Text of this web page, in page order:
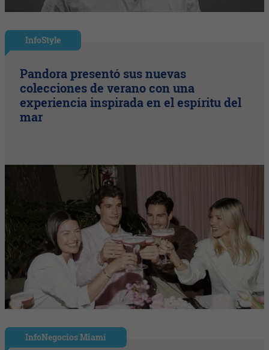
InfoStyle
Pandora presentó sus nuevas
colecciones de verano con una
experiencia inspirada en el espíritu del
mar
InfoNegocios Miami